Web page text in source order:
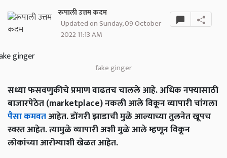
रूपाली उत्तम कदम
Updated on Sunday, 09 October
2022 11:13 AM
fake ginger
सध्या फसवणुकीचे प्रमाण वाढतच चालले आहे. अधिक नफ्यासाठी
बाजारपेठेत (marketplace) नकली आले विकून व्यापारी चांगला
पैसा कमवतआहेत. डोंगरी झाडाची मुळे आल्याच्या तुलनेत खूपच
स्वस्त आहेत. त्यामुळे व्यापारी अशी मुळे आले म्हणून विकून
लोकांच्या आरोग्याशी खेळत आहेत.